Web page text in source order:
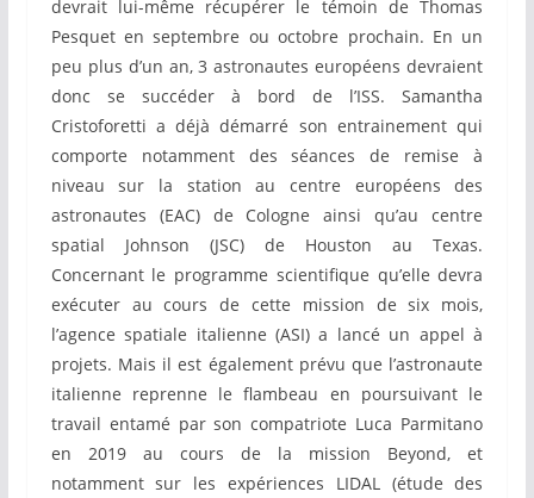
devrait lui-même récupérer le témoin de Thomas
Pesquet en septembre ou octobre prochain. En un
peu plus d’un an, 3 astronautes européens devraient
donc se succéder à bord de l’ISS. Samantha
Cristoforetti a déjà démarré son entrainement qui
comporte notamment des séances de remise à
niveau sur la station au centre européens des
astronautes (EAC) de Cologne ainsi qu’au centre
spatial Johnson (JSC) de Houston au Texas.
Concernant le programme scientifique qu’elle devra
exécuter au cours de cette mission de six mois,
l’agence spatiale italienne (ASI) a lancé un appel à
projets. Mais il est également prévu que l’astronaute
italienne reprenne le flambeau en poursuivant le
travail entamé par son compatriote Luca Parmitano
en 2019 au cours de la mission Beyond, et
notamment sur les expériences LIDAL (étude des